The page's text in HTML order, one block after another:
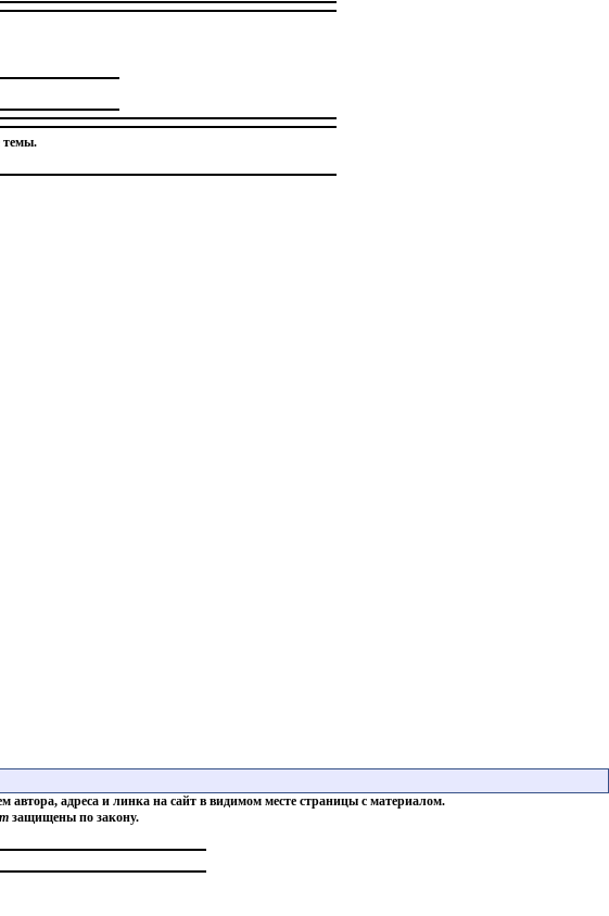
темы.
автора, адреса и линка на сайт в видимом месте страницы с материалом.
защищены по закону.